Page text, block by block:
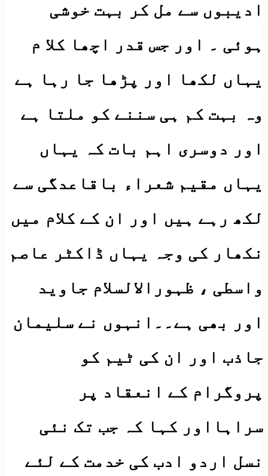
ادیبوں سے مل کر بہت خوشی
ہوئی ۔ اور جس قدر اچھا کلا م
یہاں لکھا اور پڑھا جا رہا ہے
وہ بہت کم ہی سننے کو ملتا ہے
اور دوسری اہم بات کہ یہاں
یہاں مقیم شعراء باقاعدگی سے
لکھ رہے ہیں اور ان کے کلام میں
نکھار کی وجہ یہاں ڈاکٹر عاصم
واسطی ، ظہورالالسلام جاوید
اور بھی ہے۔۔انہوں نے سلیمان
جاذب اور ان کی ٹیم کو
پروگرام کے انعقاد پر
سراہااور کہا کہ جب تک نئی
نسل اردو ادب کی خدمت کے لئے